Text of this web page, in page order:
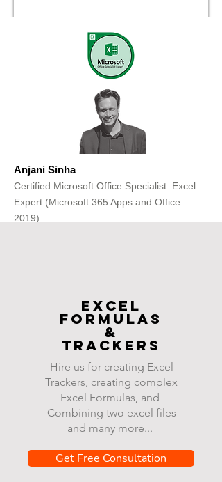
Anjani Sinha
Certified Microsoft Office Specialist: Excel
Expert (Microsoft 365 Apps and Office
2019)
Excel
FOrmulas
&
Trackers
Hire us for creating Excel
Trackers, creating complex
Excel Formulas, and
Combining two excel files
and many more...
Get Free Consultation